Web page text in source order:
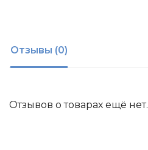
Отзывы (0)
Отзывов о товарах ещё нет.